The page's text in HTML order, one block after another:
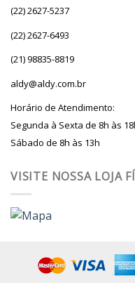
(22) 2627-5237
(22) 2627-6493
(21) 98835-8819
aldy@aldy.com.br
Horário de Atendimento:
Segunda à Sexta de 8h às
Sábado de 8h às 13h
VISITE NOSSA LOJA